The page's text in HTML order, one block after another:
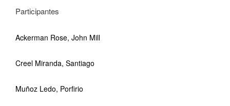
Participantes
Ackerman Rose, John Mill
Creel Miranda, Santiago
Muñoz Ledo, Porfirio